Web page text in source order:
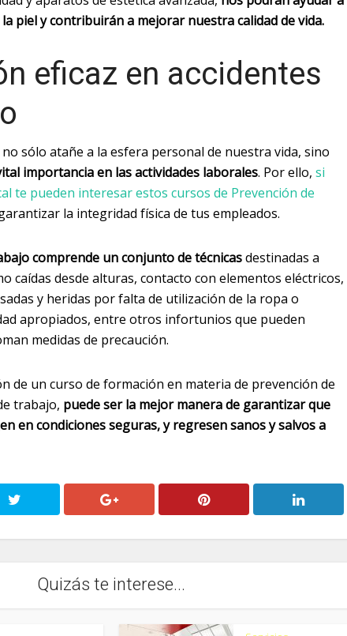
piel y contribuirán a mejorar nuestra calidad de vida.
eficaz en accidentes
no sólo atañe a la esfera personal de nuestra vida, sino
importancia en las actividades laborales. Por ello, si
te pueden interesar estos cursos de Prevención de
la integridad física de tus empleados.
comprende un conjunto de técnicasdestinadas a
caídas desde alturas, contacto con elementos eléctricos,
y heridas por falta de utilización de la ropa o
apropiados, entre otros infortunios que pueden
medidas de precaución.
de un curso de formación en materia de prevención de
trabajo, puede ser la mejor manera de garantizar que
en condiciones seguras, y regresen sanos y salvos a
Quizás te interese...